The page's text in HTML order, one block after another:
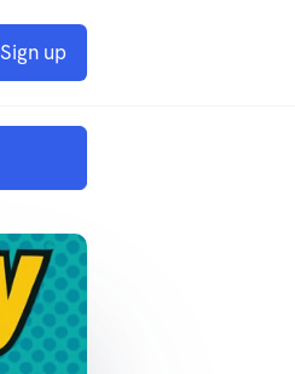
Sign up